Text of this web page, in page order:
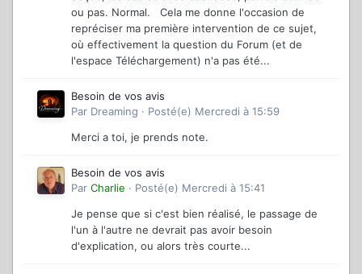
ou pas. Normal. Cela me donne l'occasion de
repréciser ma première intervention de ce sujet,
où effectivement la question du Forum (et de
l'espace Téléchargement) n'a pas été...
Besoin de vos avis
Par Dreaming · Posté(e) Mercredi à 15:59
Merci a toi, je prends note.
Besoin de vos avis
Par Charlie · Posté(e) Mercredi à 15:41
Je pense que si c'est bien réalisé, le passage de
l'un à l'autre ne devrait pas avoir besoin
d'explication, ou alors très courte...